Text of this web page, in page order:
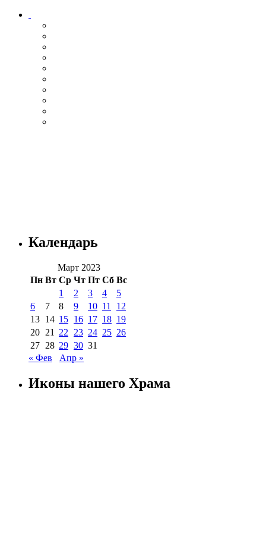
Календарь
Март 2023
Пн Вт Ср Чт Пт Сб Вс
1
2 3 4
5
6
7 8 9 10 11
12
13 14 15 16 17 18 19
20 21 22 23 24 25 26
27 28 29 30 31
« Фев
Апр »
Иконы нашего Храма